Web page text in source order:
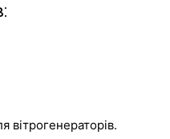
вітрогенераторів.